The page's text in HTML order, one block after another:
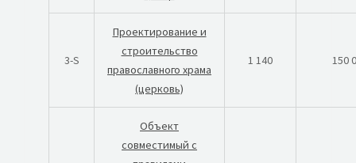
3-S
Проектирование и
строительство
православного храма
(церковь)
1 140 150
Объект
совместимый с